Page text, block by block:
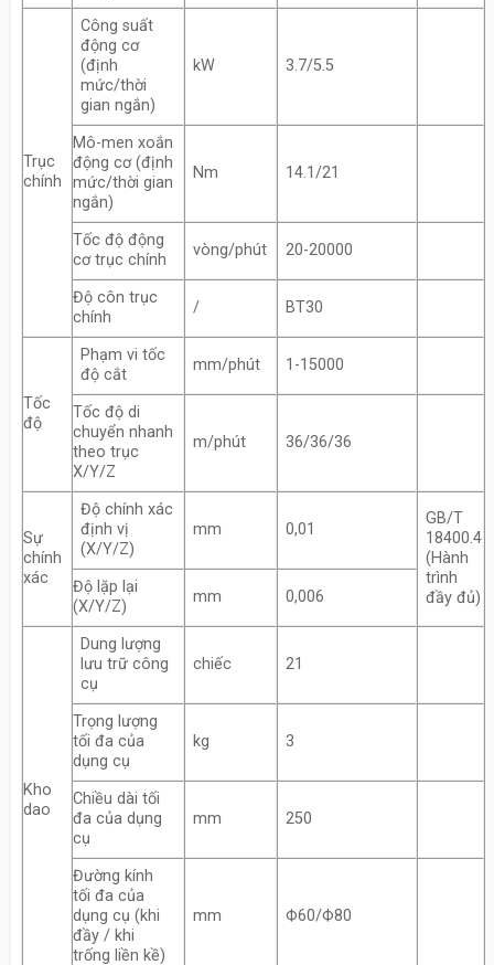
Trục
chính
Công suất
động cơ
(định
mức/thời
gian ngắn)
kW 3.7/5.5
Mô-men xoắn
động cơ (định
mức/thời gian
ngắn)
Nm 14.1/21
Tốc độ động
cơ trục chính
vòng/phút 20-20000
Độ côn trục
chính
/ BT30
Tốc
độ
Phạm vi tốc
độ cắt
mm/phút 1-15000
Tốc độ di
chuyển nhanh
theo trục
X/Y/Z
m/phút 36/36/36
Sự
chính
xác
Độ chính xác
định vị
(X/Y/Z)
mm 0,01
GB/T
18400.4
(Hành
trình
đầy đủ)
Độ lặp lại
(X/Y/Z)
mm 0,006
Kho
dao
Dung lượng
lưu trữ công
cụ
chiếc 21
Trọng lượng
tối đa của
dụng cụ
kg 3
Chiều dài tối
đa của dụng
cụ
mm 250
Đường kính
tối đa của
dụng cụ (khi
đầy / khi
trống liền kề)
mm Ф60/Ф80